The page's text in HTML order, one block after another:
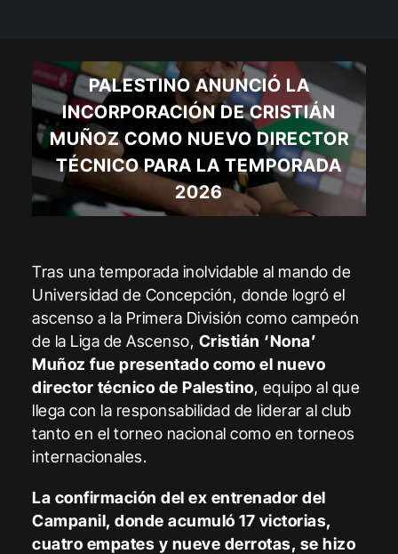
PALESTINO ANUNCIÓ LA
INCORPORACIÓN DE CRISTIÁN
MUÑOZ COMO NUEVO DIRECTOR
TÉCNICO PARA LA TEMPORADA
2026
Tras una temporada inolvidable al mando de
Universidad de Concepción, donde logró el
ascenso a la Primera División como campeón
de la Liga de Ascenso, Cristián ‘Nona’
Muñoz fue presentado como el nuevo
director técnico de Palestino, equipo al que
llega con la responsabilidad de liderar al club
tanto en el torneo nacional como en torneos
internacionales.
La confirmación del ex entrenador del
Campanil, donde acumuló 17 victorias,
cuatro empates y nueve derrotas, se hizo